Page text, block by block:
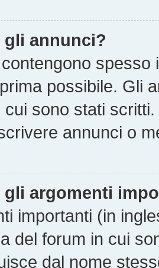
gli annunci?
possibile. Gli
sono stati
annunci o
gli argomenti
importanti (in
del forum in cui
dal nome